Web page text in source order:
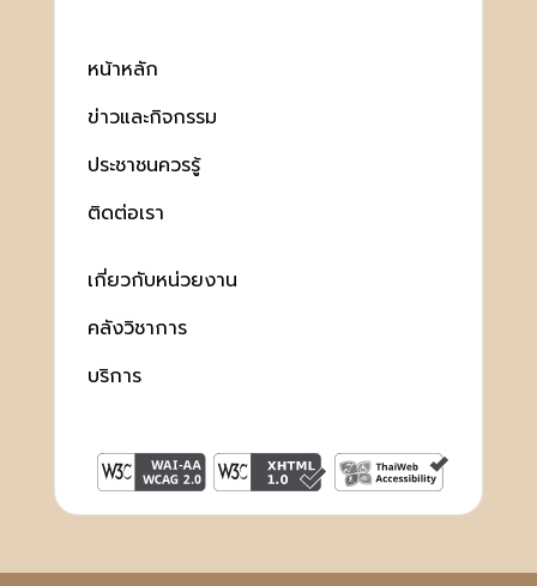
หน้าหลัก
ข่าวและกิจกรรม
ประชาชนควรรู้
ติดต่อเรา
เกี่ยวกับหน่วยงาน
คลังวิชาการ
บริการ